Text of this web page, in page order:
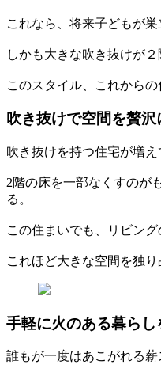
これなら、将来子どもが
しかも大きな吹き抜けが
このスタイル、これから
吹き抜けで空間を贅沢
吹き抜けを持つ住宅が増え
2階の床を一部なくすのが
る。
この住まいでも、リビン
これほど大きな空間を独
手軽に火のある暮らし
誰もが一度はあこがれる薪